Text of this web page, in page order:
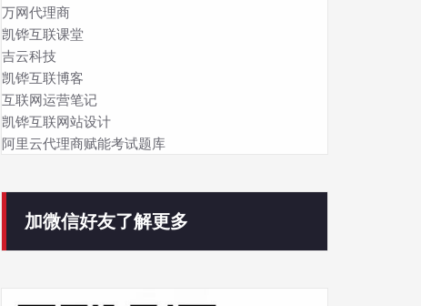
万网代理商
凯铧互联课堂
吉云科技
凯铧互联博客
互联网运营笔记
凯铧互联网站设计
阿里云代理商赋能考试题库
加微信好友了解更多